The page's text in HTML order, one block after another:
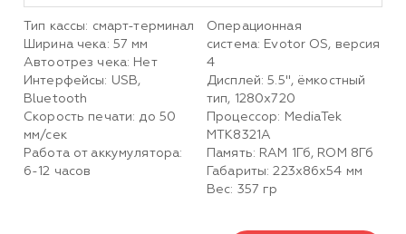
Тип кассы: смарт-терминал
Ширина чека: 57 мм
Автоотрез чека: Нет
Интерфейсы: USB,
Bluetooth
Скорость печати: до 50
мм/сек
Работа от аккумулятора:
6-12 часов
Операционная
система: Evotor OS, версия
4
Дисплей: 5.5", ёмкостный
тип, 1280х720
Процессор: MediaTek
MTK8321A
Память: RAM 1Гб, ROM 8Гб
Габариты: 223х86х54 мм
Вес: 357 гр